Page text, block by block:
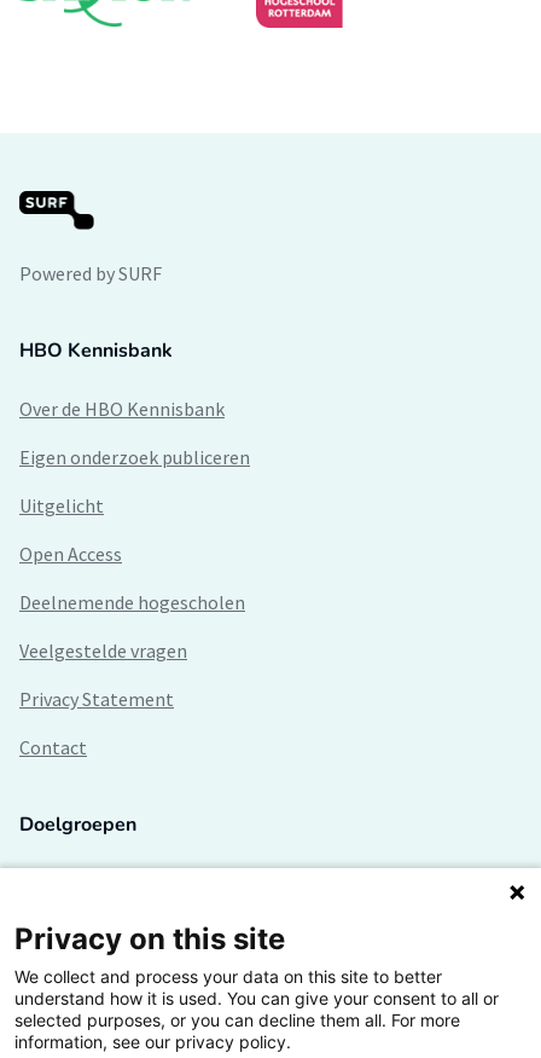
Powered by SURF
HBO Kennisbank
Over de HBO Kennisbank
Eigen onderzoek publiceren
Uitgelicht
Open Access
Deelnemende hogescholen
Veelgestelde vragen
Privacy Statement
Contact
Doelgroepen
Lectoren en onderzoekers
Bedrijven
Hogescholen
Privacy on this site
We collect and process your data on this site to better
understand how it is used. You can give your consent to all or
selected purposes, or you can decline them all. For more
information, see our privacy policy.